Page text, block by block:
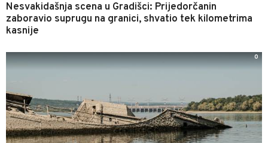
Nesvakidašnja scena u Gradišci: Prijedorčanin
zaboravio suprugu na granici, shvatio tek kilometrima
kasnije
0